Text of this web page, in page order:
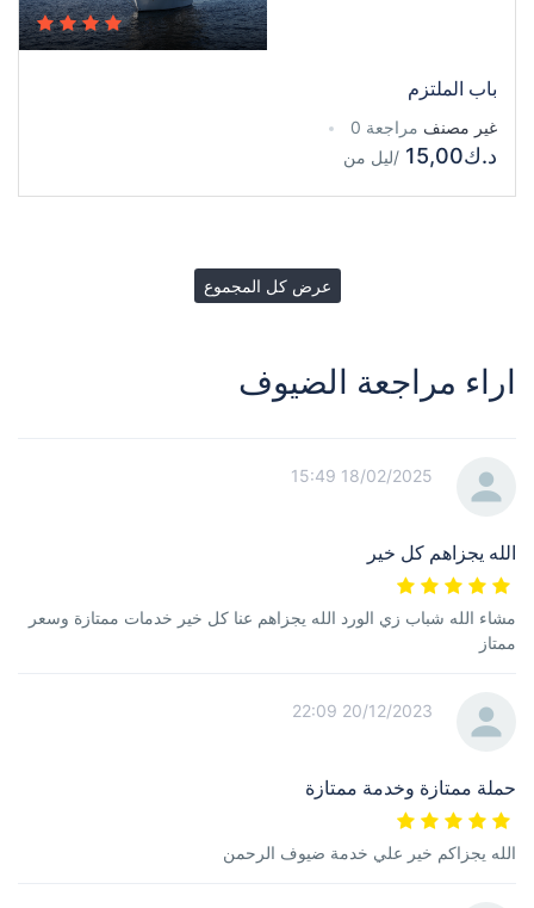
باب الملتزم
غير مصنف مراجعة 0
من
د.ك15,00 /ليل
عرض كل المجموع
اراء مراجعة الضيوف
18/02/2025 15:49
الله يجزاهم كل خير
مشاء الله شباب زي الورد الله يجزاهم عنا كل خير خدمات ممتازة وسعر
ممتاز
20/12/2023 22:09
حملة ممتازة وخدمة ممتازة
الله يجزاكم خير علي خدمة ضيوف الرحمن